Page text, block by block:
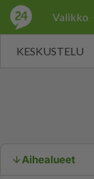
Valikko
KESKUSTELU
Aihealueet